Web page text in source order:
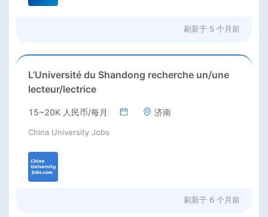
刷新于 5 个月前
L’Université du Shandong recherche un/une
lecteur/lectrice
15~20K 人民币/每月 济南
China University Jobs
刷新于 6 个月前